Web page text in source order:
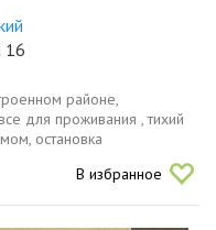
16
районе,
для проживания , тихий
остановка
мин на трамвае, 3я
В избранное